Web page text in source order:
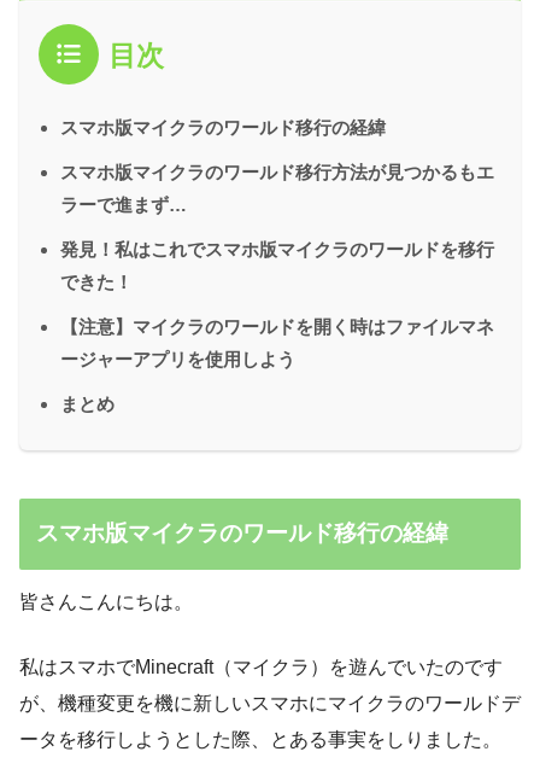
目次
スマホ版マイクラのワールド移行の経緯
スマホ版マイクラのワールド移行方法が見つかるもエ
ラーで進まず…
発見！私はこれでスマホ版マイクラのワールドを移行
できた！
【注意】マイクラのワールドを開く時はファイルマネ
ージャーアプリを使用しよう
まとめ
スマホ版マイクラのワールド移行の経緯
皆さんこんにちは。
私はスマホでMinecraft（マイクラ）を遊んでいたのです
が、機種変更を機に新しいスマホにマイクラのワールドデ
ータを移行しようとした際、とある事実をしりました。